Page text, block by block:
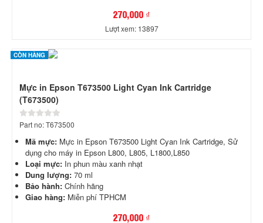
270,000 ₫
Lượt xem: 13897
CÒN HÀNG
Mực in Epson T673500 Light Cyan Ink Cartridge
(T673500)
Part no: T673500
Mã mực: Mực in Epson T673500 Light Cyan Ink Cartridge, Sử
dụng cho máy in Epson L800, L805, L1800,L850
Loại mực: In phun màu xanh nhạt
Dung lượng: 70 ml
Bảo hành: Chính hãng
Giao hàng: Miễn phí TPHCM
270,000 ₫